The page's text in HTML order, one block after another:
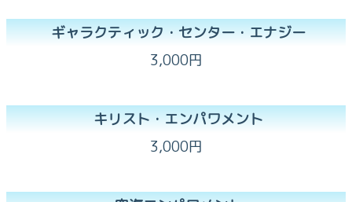
ギャラクティック・センター・エナジー
3,000円
キリスト・エンパワメント
3,000円